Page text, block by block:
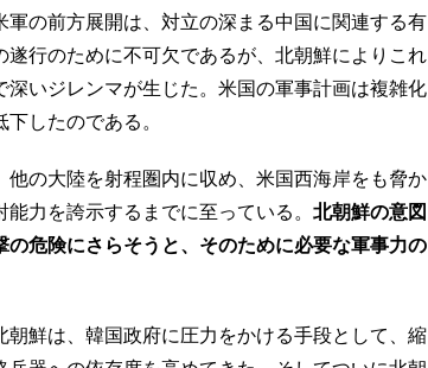
軍の前方展開は、対立の深まる中国に関連する有
行のために不可欠であるが、北朝鮮によりこれ
いジレンマが生じた。米国の軍事計画は複雑化
したのである。
の大陸を射程圏内に収め、米国西海岸をも脅か
力を誇示するまでに至っている。 北朝鮮の意図
危険にさらそうと、そのために必要な軍事力の
鮮は、韓国政府に圧力をかける手段として、縮